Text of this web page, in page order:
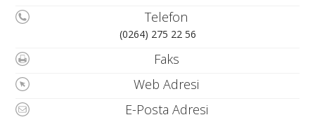
Telefon
(0264) 275 22 56
Faks
Web Adresi
E-Posta Adresi